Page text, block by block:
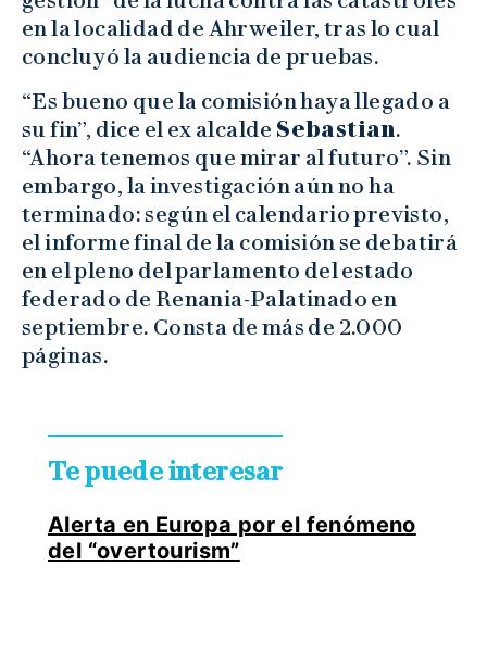
en la localidad de Ahrweiler, tras lo cual
concluyó la audiencia de pruebas.
“Es bueno que la comisión haya llegado a
su fin”, dice el ex alcalde Sebastian.
“Ahora tenemos que mirar al futuro”. Sin
embargo, la investigación aún no ha
terminado: según el calendario previsto,
el informe final de la comisión se debatirá
en el pleno del parlamento del estado
federado de Renania-Palatinado en
septiembre. Consta de más de 2.000
páginas.
Te puede interesar
Alerta en Europa por el fenómeno
del “overtourism”